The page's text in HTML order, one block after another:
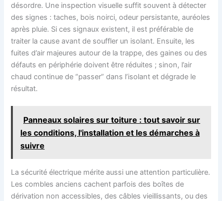
désordre. Une inspection visuelle suffit souvent à détecter
des signes : taches, bois noirci, odeur persistante, auréoles
après pluie. Si ces signaux existent, il est préférable de
traiter la cause avant de souffler un isolant. Ensuite, les
fuites d’air majeures autour de la trappe, des gaines ou des
défauts en périphérie doivent être réduites ; sinon, l’air
chaud continue de “passer” dans l’isolant et dégrade le
résultat.
Panneaux solaires sur toiture : tout savoir sur
les conditions, l'installation et les démarches à
suivre
La sécurité électrique mérite aussi une attention particulière.
Les combles anciens cachent parfois des boîtes de
dérivation non accessibles, des câbles vieillissants, ou des